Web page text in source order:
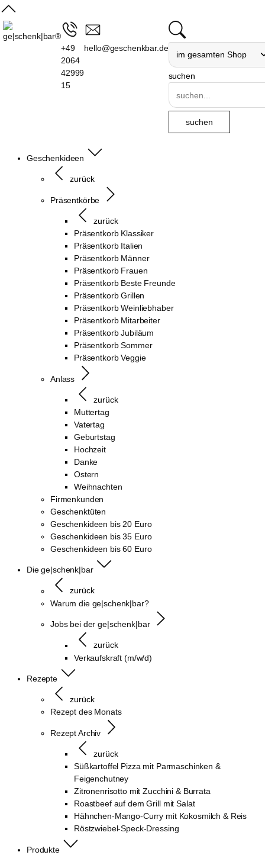
+49
2064
42999
15
hello@geschenkbar.de
suchen
Geschenkideen
zurück
Präsentkörbe
zurück
Präsentkorb Klassiker
Präsentkorb Italien
Präsentkorb Männer
Präsentkorb Frauen
Präsentkorb Beste Freunde
Präsentkorb Grillen
Präsentkorb Weinliebhaber
Präsentkorb Mitarbeiter
Präsentkorb Jubiläum
Präsentkorb Sommer
Präsentkorb Veggie
Anlass
zurück
Muttertag
Vatertag
Geburtstag
Hochzeit
Danke
Ostern
Weihnachten
Firmenkunden
Geschenktüten
Geschenkideen bis 20 Euro
Geschenkideen bis 35 Euro
Geschenkideen bis 60 Euro
Die ge|schenk|bar
zurück
Warum die ge|schenk|bar?
Jobs bei der ge|schenk|bar
zurück
Verkaufskraft (m/w/d)
Rezepte
zurück
Rezept des Monats
Rezept Archiv
zurück
Süßkartoffel Pizza mit Parmaschinken &
Feigenchutney
Zitronenrisotto mit Zucchini & Burrata
Roastbeef auf dem Grill mit Salat
Hähnchen-Mango-Curry mit Kokosmilch & Reis
Röstzwiebel-Speck-Dressing
Produkte